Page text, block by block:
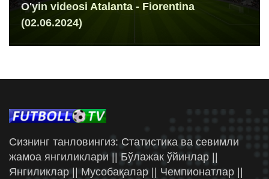
O'yin videosi Atalanta - Fiorentina
(02.06.2024)
Сизнинг танловингиз: Статистика ва севимли
жамоа янгиликлари || Бўлажак ўйинлар ||
Янгиликлар || Мусобақалар || Чемпионатлар ||